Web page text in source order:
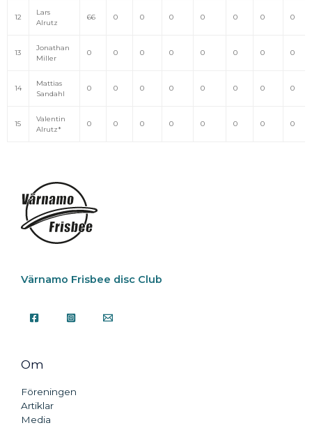
12
Lars
Alrutz
66 0 0 0 0 0 0 0
13
Jonathan
Miller
0 0 0 0 0 0 0 0
14
Mattias
Sandahl
0 0 0 0 0 0 0 0
15
Valentin
Alrutz*
0 0 0 0 0 0 0 0
Värnamo Frisbee disc Club
Om
Föreningen
Artiklar
Media